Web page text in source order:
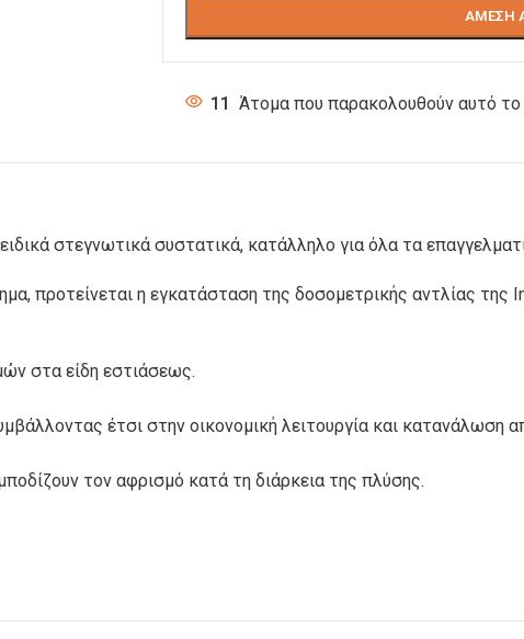
ΒΑΖΑΚΙΑ PET
ΑΝΑΛΩΣΙΜΩΝ
ΚΟΥΤΙΑ ΠΙΤΣΑΣ
ΆΜΕΣΗ
11 Άτομα που παρακολουθούν αυτό
στεγνωτικά συστατικά, κατάλληλο για όλα τα
προτείνεται η εγκατάσταση της δοσομετρικής αντλίας της
στα είδη εστιάσεως.
έτσι στην οικονομική λειτουργία και κατανάλωση
τον αφρισμό κατά τη διάρκεια της πλύσης.